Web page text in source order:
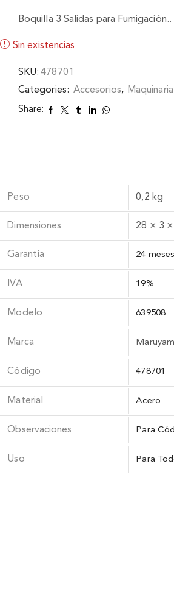
Boquilla 3 Salidas para Fumigación..
Sin existencias
SKU: 478701
Categories: Accesorios,
Share:
Peso 0,2 kg
Dimensiones 28 × 3 ×
Garantía 24 meses
IVA 19%
Modelo 639508
Marca
Código 478701
Material Acero
Observaciones Para
Uso Para